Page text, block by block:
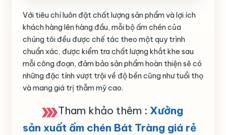
Với tiêu chí luôn đặt chất lượng sản phẩm và lợi ích
khách hàng lên hàng đầu, mỗi bộ ấm chén của
chúng tôi đều được chế tác theo một quy trình
chuẩn xác, được kiểm tra chất lượng khắt khe sau
mỗi công đoạn, đảm bảo sản phẩm hoàn thiện sẽ có
những đặc tính vượt trội về độ bền cũng như tuổi thọ
và mang giá trị thẫm mỹ cao.
Tham khảo thêm : Xưởng
sản xuất ấm chén Bát Tràng giá rẻ